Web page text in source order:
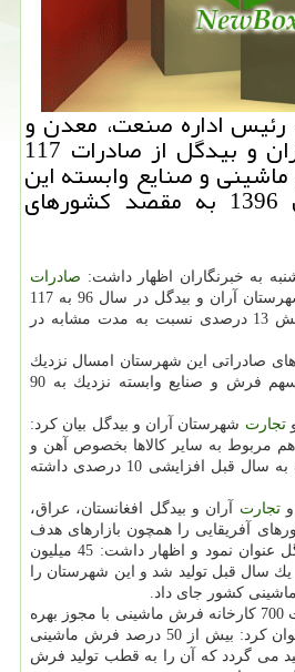
اداره صنعت، معدن و
تجارت شهرستان آران و بیدگل از صادرات 117
و صنایع وابسته این
شهرستان در سال 1396 به مقصد كشورهای
به خبرنگاران اظهار داشت: صادرات
فرش و صنایع وابسته از شهرستان آران و بیدگل در سال 96 به 117
میلیون دلار رسید كه افزایش 13 درصدی نسبت به مدت مشابه در
صادراتی این شهرستان امسال نزدیك
130 میلیون دلار بوده كه سهم فرش و صنایع وابسته نزدیك به 90
تجارت شهرستان آران و بیدگل بیان كرد:
هم مربوط به سایر كالاها بخصوص آهن و
میلگرد می باشد كه نسبت به سال قبل افزایشی 10 درصدی داشته
وتجارت آران و بیدگل افغانستان، عراق،
آفریقایی را همچون بازارهای هدف
از آران و بیدگل عنوان نمود و اظهار داشت: 45 میلیون
سال قبل تولید شد و این شهرستان را
كشور جای داد.
محلوجی با اشاره به فعالیت 700 كارخانه فرش ماشینی با مجوز بهره
برداری در آران و بیدگل عنوان كرد: بیش از 50 درصد فرش ماشینی
می گردد كه آن را به قطب تولید فرش